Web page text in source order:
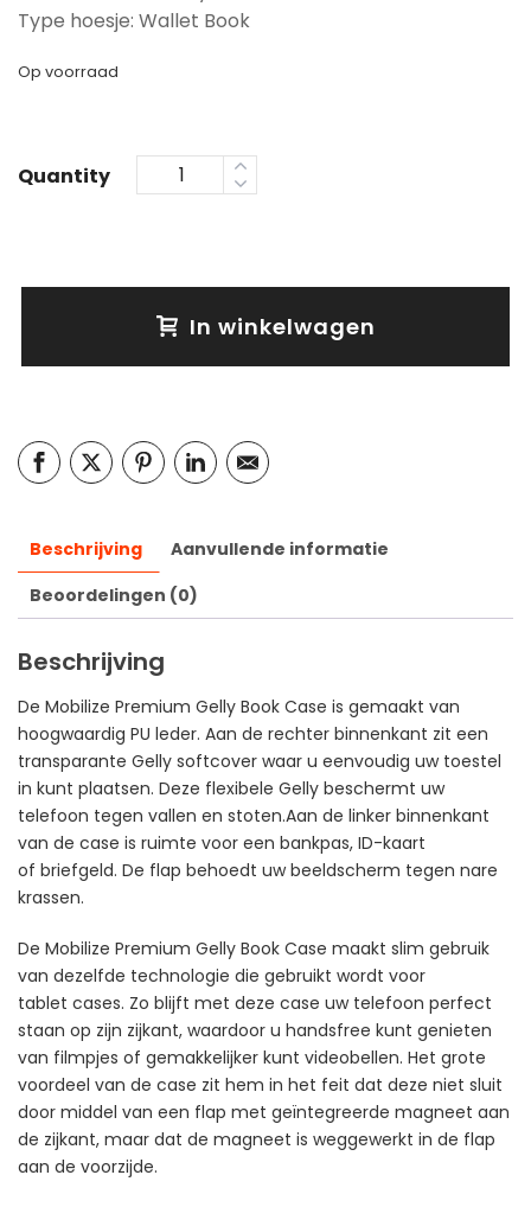
Type hoesje: Wallet Book
Op voorraad
Quantity
In winkelwagen
Beschrijving
Aanvullende informatie
Beoordelingen (0)
Beschrijving
De Mobilize Premium Gelly Book Case is gemaakt van
hoogwaardig PU leder. Aan de rechter binnenkant zit een
transparante Gelly softcover waar u eenvoudig uw toestel
in kunt plaatsen. Deze flexibele Gelly beschermt uw
telefoon tegen vallen en stoten.Aan de linker binnenkant
van de case is ruimte voor een bankpas, ID-kaart
of briefgeld. De flap behoedt uw beeldscherm tegen nare
krassen.
De Mobilize Premium Gelly Book Case maakt slim gebruik
van dezelfde technologie die gebruikt wordt voor
tablet cases. Zo blijft met deze case uw telefoon perfect
staan op zijn zijkant, waardoor u handsfree kunt genieten
van filmpjes of gemakkelijker kunt videobellen. Het grote
voordeel van de case zit hem in het feit dat deze niet sluit
door middel van een flap met geïntegreerde magneet aan
de zijkant, maar dat de magneet is weggewerkt in de flap
aan de voorzijde.